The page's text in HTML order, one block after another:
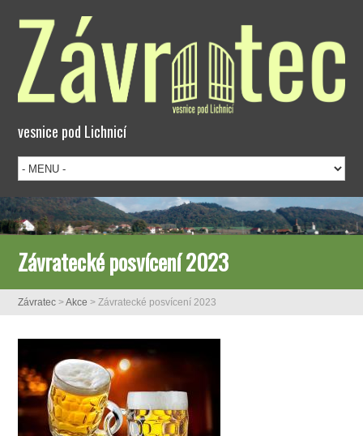
vesnice pod Lichnicí
Závratecké posvícení 2023
Závratec >Akce > Závratecké posvícení 2023